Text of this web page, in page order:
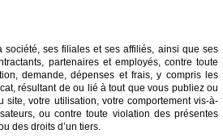
société, ses filiales et ses affiliés, ainsi que ses
partenaires et employés, contre toute
demande, dépenses et frais, y compris les
résultant de ou lié à tout que vous publiez ou
votre utilisation, votre comportement vis-à-
ou contre toute violation des présentes
des droits d’un tiers.